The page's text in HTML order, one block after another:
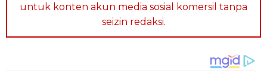
untuk konten akun media sosial komersil tanpa
seizin redaksi.